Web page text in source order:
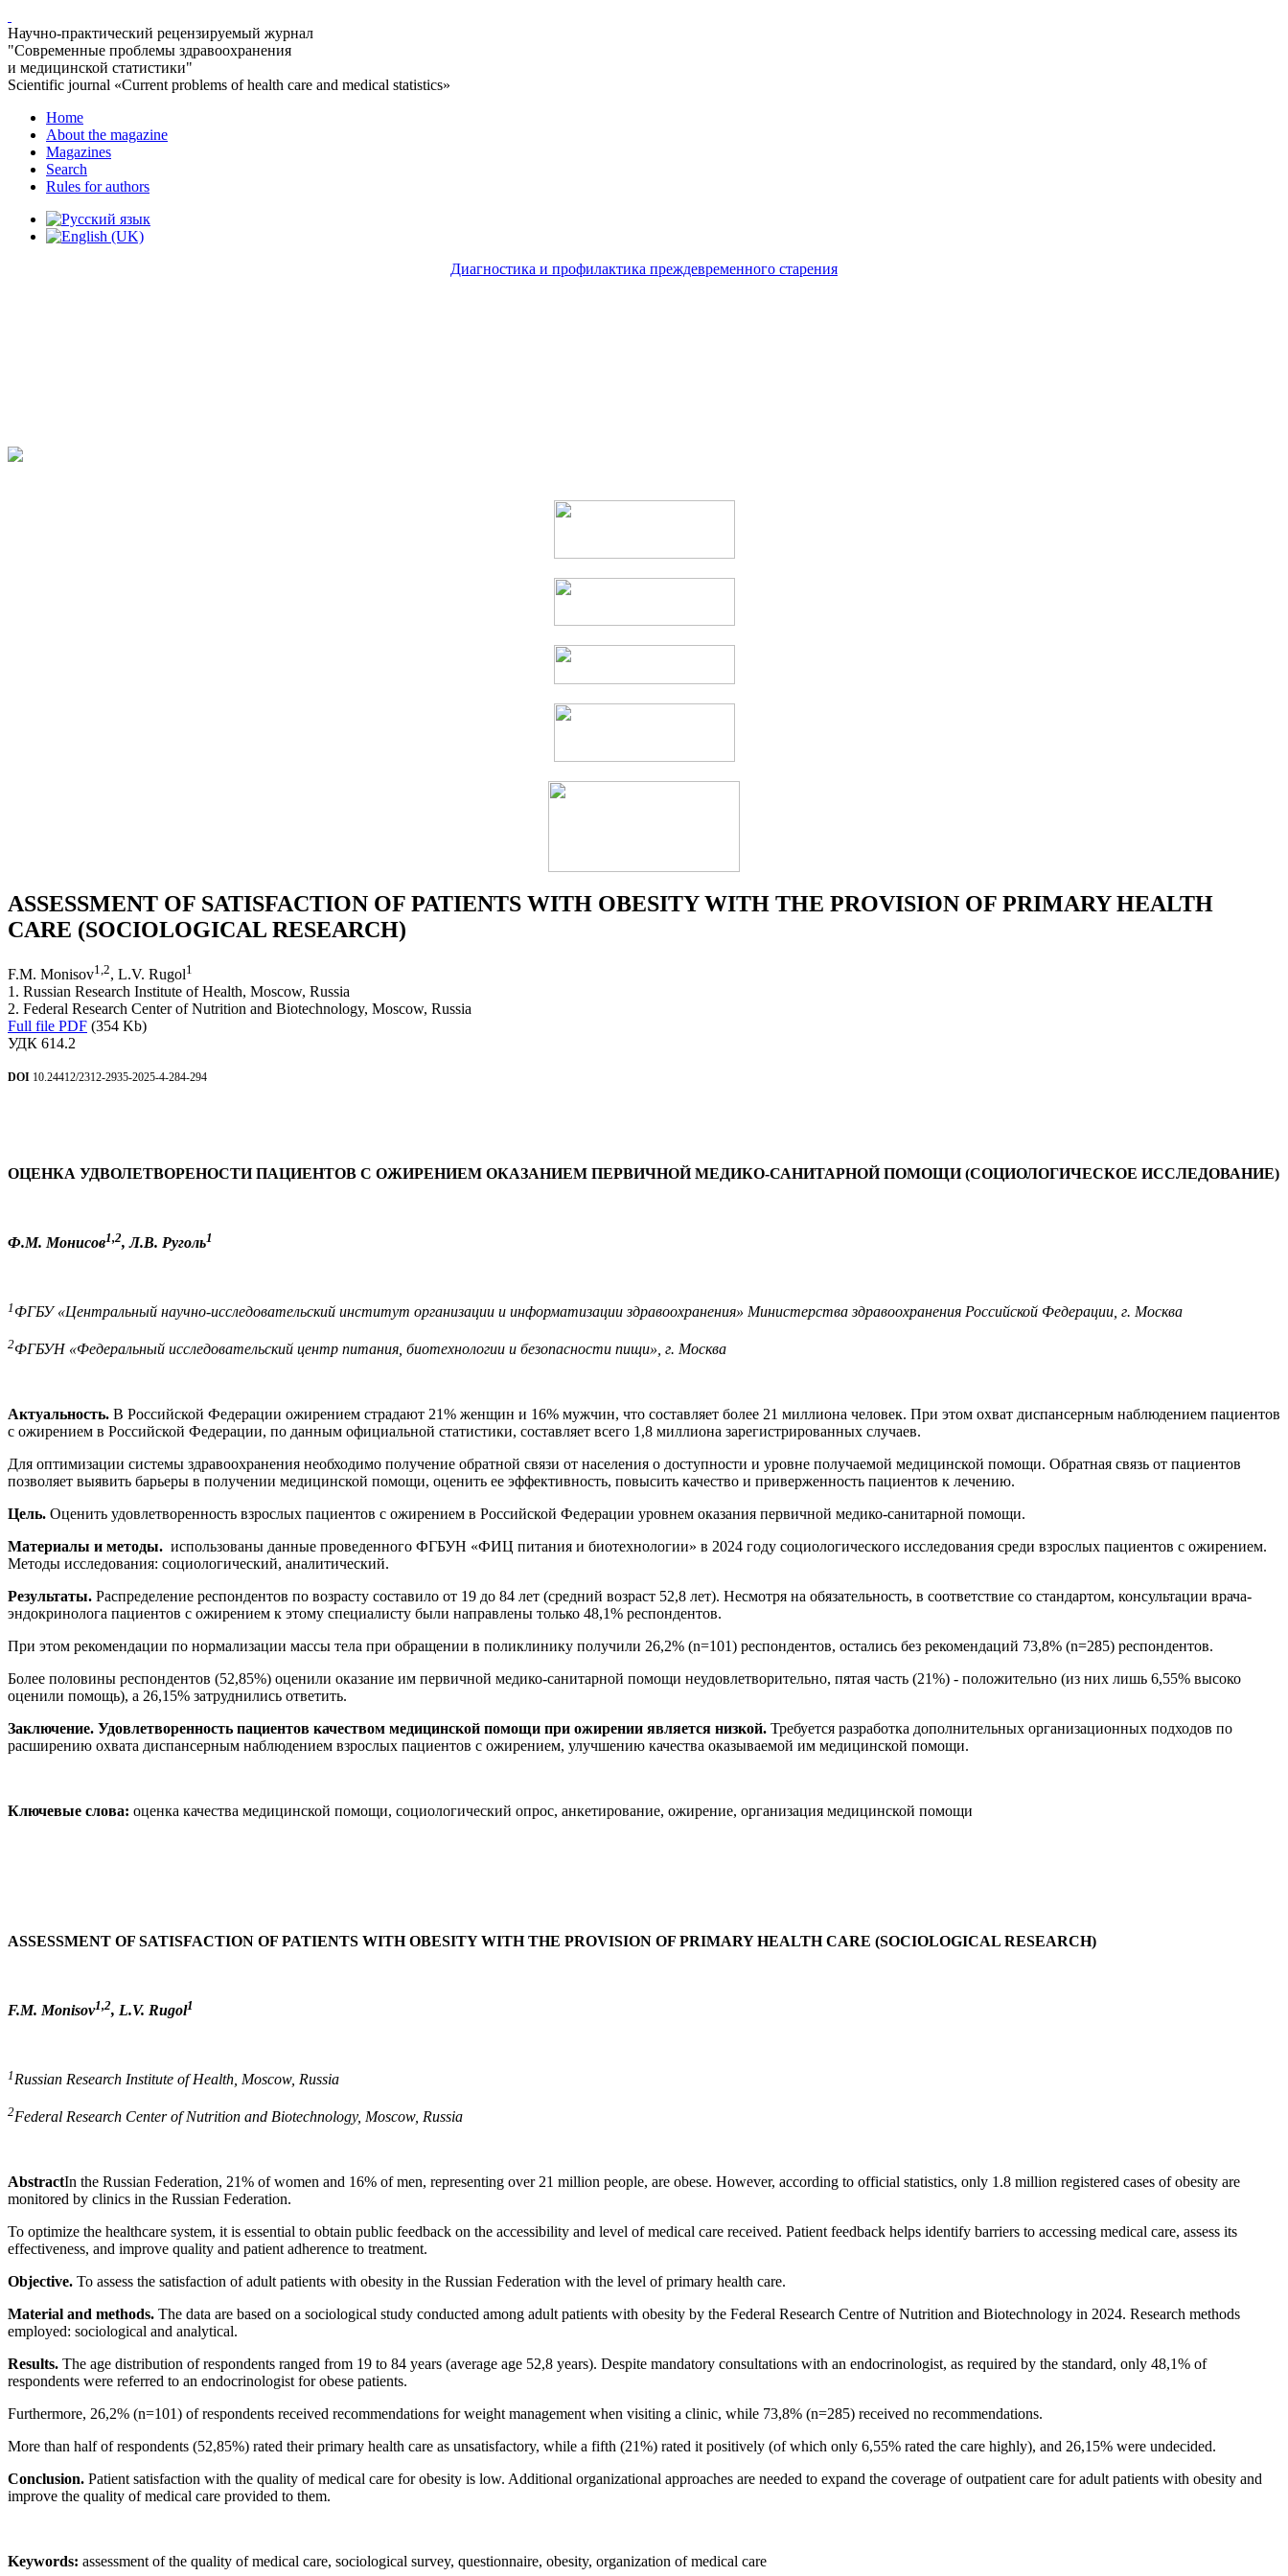
Научно-практический рецензируемый журнал
"Современные проблемы здравоохранения
и медицинской статистики"
Scientific journal «Current problems of health care and medical statistics»
Home
About the magazine
Magazines
Search
Rules for authors
Диагностика и профилактика преждевременного старения
ASSESSMENT OF SATISFACTION OF PATIENTS WITH OBESITY WITH THE PROVISION OF PRIMARY HEALTH
CARE (SOCIOLOGICAL RESEARCH)
F.M. Monisov1 2, L.V. Rugol1
1. Russian Research Institute of Health, Moscow, Russia
2. Federal Research Center of Nutrition and Biotechnology, Moscow, Russia
Full file PDF (354 Kb)
УДК 614.2
DOI 10.24412/2312-2935-2025-4-284-294
ОЦЕНКА УДВОЛЕТВОРЕНОСТИ ПАЦИЕНТОВ С ОЖИРЕНИЕМ ОКАЗАНИЕМ ПЕРВИЧНОЙ МЕДИКО-САНИТАРНОЙ ПОМОЩИ (СОЦИОЛОГИЧЕСКОЕ ИССЛЕДОВАНИЕ)
Ф.М. Монисов1,2, Л.В. Руголь1
1 ФГБУ «Центральный научно-исследовательский институт организации и информатизации здравоохранения» Министерства здравоохранения Российской Федерации, г. Москва
2ФГБУН «Федеральный исследовательский центр питания, биотехнологии и безопасности пищи», г. Москва
Актуальность. В Российской Федерации ожирением страдают 21% женщин и 16% мужчин, что составляет более 21 миллиона человек. При этом охват диспансерным наблюдением пациентов
с ожирением в Российской Федерации, по данным официальной статистики, составляет всего 1,8 миллиона зарегистрированных случаев.
Для оптимизации системы здравоохранения необходимо получение обратной связи от населения о доступности и уровне получаемой медицинской помощи. Обратная связь от пациентов
позволяет выявить барьеры в получении медицинской помощи, оценить ее эффективность, повысить качество и приверженность пациентов к лечению.
Цель. Оценить удовлетворенность взрослых пациентов с ожирением в Российской Федерации уровнем оказания первичной медико-санитарной помощи.
Материалы и методы. использованы данные проведенного ФГБУН «ФИЦ питания и биотехнологии» в 2024 году социологического исследования среди взрослых пациентов с ожирением.
Методы исследования: социологический, аналитический.
Результаты. Распределение респондентов по возрасту составило от 19 до 84 лет (средний возраст 52,8 лет). Несмотря на обязательность, в соответствие со стандартом, консультации врача-
эндокринолога пациентов с ожирением к этому специалисту были направлены только 48,1% респондентов.
При этом рекомендации по нормализации массы тела при обращении в поликлинику получили 26,2% (n=101) респондентов, остались без рекомендаций 73,8% (n=285) респондентов.
Более половины респондентов (52,85%) оценили оказание им первичной медико-санитарной помощи неудовлетворительно, пятая часть (21%) - положительно (из них лишь 6,55% высоко
оценили помощь), а 26,15% затруднились ответить.
Заключение. Удовлетворенность пациентов качеством медицинской помощи при ожирении является низкой. Требуется разработка дополнительных организационных подходов по
расширению охвата диспансерным наблюдением взрослых пациентов с ожирением, улучшению качества оказываемой им медицинской помощи.
Ключевые слова: оценка качества медицинской помощи, социологический опрос, анкетирование, ожирение, организация медицинской помощи
ASSESSMENT OF SATISFACTION OF PATIENTS WITH OBESITY WITH THE PROVISION OF PRIMARY HEALTH CARE (SOCIOLOGICAL RESEARCH)
F.M. Monisov1,2, L.V. Rugol1
1Russian Research Institute of Health, Moscow, Russia
2Federal Research Center of Nutrition and Biotechnology, Moscow, Russia
AbstractIn the Russian Federation, 21% of women and 16% of men, representing over 21 million people, are obese. However, according to official statistics, only 1.8 million registered cases of obesity are
monitored by clinics in the Russian Federation.
To optimize the healthcare system, it is essential to obtain public feedback on the accessibility and level of medical care received. Patient feedback helps identify barriers to accessing medical care, assess its
effectiveness, and improve quality and patient adherence to treatment.
Objective. To assess the satisfaction of adult patients with obesity in the Russian Federation with the level of primary health care.
Material and methods. The data are based on a sociological study conducted among adult patients with obesity by the Federal Research Centre of Nutrition and Biotechnology in 2024. Research methods
employed: sociological and analytical.
Results. The age distribution of respondents ranged from 19 to 84 years (average age 52,8 years). Despite mandatory consultations with an endocrinologist, as required by the standard, only 48,1% of
respondents were referred to an endocrinologist for obese patients.
Furthermore, 26,2% (n=101) of respondents received recommendations for weight management when visiting a clinic, while 73,8% (n=285) received no recommendations.
More than half of respondents (52,85%) rated their primary health care as unsatisfactory, while a fifth (21%) rated it positively (of which only 6,55% rated the care highly), and 26,15% were undecided.
Conclusion. Patient satisfaction with the quality of medical care for obesity is low. Additional organizational approaches are needed to expand the coverage of outpatient care for adult patients with obesity and
improve the quality of medical care provided to them.
Keywords: assessment of the quality of medical care, sociological survey, questionnaire, obesity, organization of medical care